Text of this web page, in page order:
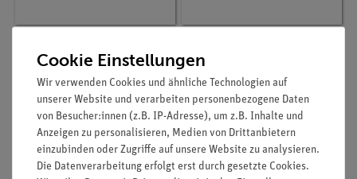
Cookie Einstellungen
Wir verwenden Cookies und ähnliche Technologien auf
unserer Website und verarbeiten personenbezogene Daten
von Besucher:innen (z.B. IP-Adresse), um z.B. Inhalte und
Anzeigen zu personalisieren, Medien von Drittanbietern
einzubinden oder Zugriffe auf unsere Website zu analysieren.
Die Datenverarbeitung erfolgt erst durch gesetzte Cookies.